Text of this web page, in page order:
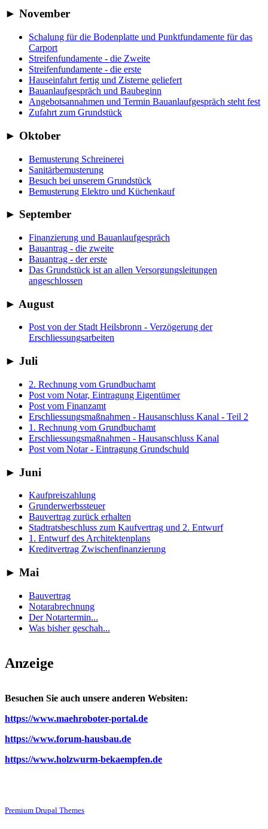
► November
Schalung für die Bodenplatte und Punktfundamente für das
Carport
Streifenfundamente - die Zweite
Streifenfundamente - die erste
Hauseinfahrt fertig und Zisterne geliefert
Bauanlaufgespräch und Baubeginn
Angebotsannahmen und Termin Bauanlaufgespräch steht fest
Zufahrt zum Grundstück
► Oktober
Bemusterung Schreinerei
Sanitärbemusterung
Besuch bei unserem Grundstück
Bemusterung Elektro und Küchenkauf
► September
Finanzierung und Bauanlaufgespräch
Bauantrag - die zweite
Bauantrag - der erste
Das Grundstück ist an allen Versorgungsleitungen
angeschlossen
► August
Post von der Stadt Heilsbronn - Verzögerung der
Erschliessungsarbeiten
► Juli
2. Rechnung vom Grundbuchamt
Post vom Notar, Eintragung Eigentümer
Post vom Finanzamt
Erschliessungsmaßnahmen - Hausanschluss Kanal - Teil 2
1. Rechnung vom Grundbuchamt
Erschliessungsmaßnahmen - Hausanschluss Kanal
Post vom Notar - Eintragung Grundschuld
► Juni
Kaufpreiszahlung
Grunderwerbssteuer
Bauvertrag zurück erhalten
Stadtratsbeschluss zum Kaufvertrag und 2. Entwurf
1. Entwurf des Architektenplans
Kreditvertrag Zwischenfinanzierung
► Mai
Bauvertrag
Notarabrechnung
Der Notartermin...
Was bisher geschah...
Anzeige
Besuchen Sie auch unsere anderen Websiten:
https://www.maehroboter-portal.de
https://www.forum-hausbau.de
https://www.holzwurm-bekaempfen.de
Premium Drupal Themes